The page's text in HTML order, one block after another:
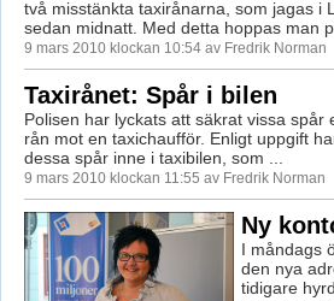
två misstänkta taxirånarna, som jagas i
sedan midnatt. Med detta hoppas man
9 mars 2010 klockan 10:54 av Fredrik Norman
Taxirånet: Spår i bilen
Polisen har lyckats att säkrat vissa spår
rån mot en taxichaufför. Enligt uppgift
dessa spår inne i taxibilen, som ...
9 mars 2010 klockan 11:55 av Fredrik Norman
Ny
I måndags
den nya
tidigare